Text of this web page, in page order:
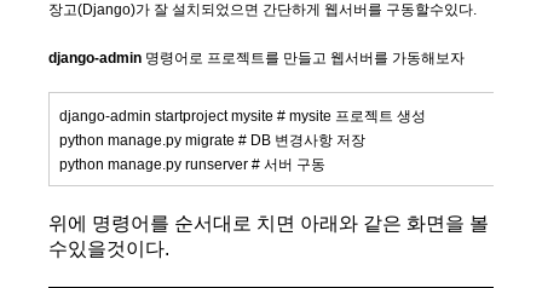
장고(Django)가 잘 설치되었으면 간단하게 웹서버를 구동할수있다.
django-admin 명령어로 프로젝트를 만들고 웹서버를 가동해보자
django-admin startproject mysite # mysite 프로젝트 생성
python manage.py migrate # DB 변경사항 저장
python manage.py runserver # 서버 구동
위에 명령어를 순서대로 치면 아래와 같은 화면을 볼
수있을것이다.